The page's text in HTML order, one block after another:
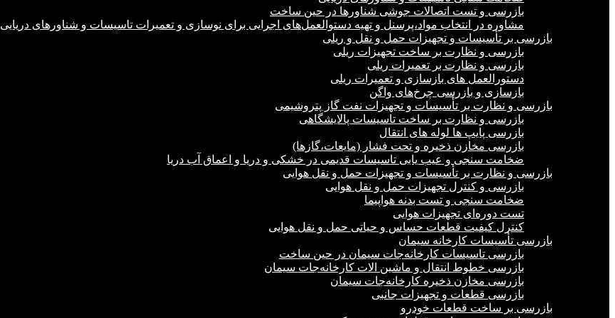
بازرسی و تست اتصالات جوشی شناورها در حین ساخت
مشاوره در انتخاب مواد،پرسنل و تهیه دستوالعمل‌های اجرایی برای نوسازی و تعمیرات تاسیسات و شناورهای دریایی
بازرسی بر تأسیسات و تجهیزات حمل و نقل و ریلی
بازرسی و نظارت بر ساخت تجهیزات ریلی
بازرسی و نظارت بر تعمیرات ریلی
دستورالعمل های بازسازی و تعمیرات ریلی
بازسازی و بازرسی چرخ‌های واگن
بازرسی و نظارت بر تأسیسات و تجهیزات نفت گاز پتروشیمی
بازرسی و نظارت بر ساخت تاسیسات پالایشگاهی
بازرسی پایپ ها لوله های انتقال
بازرسی مخازن ذخیره و تحت فشار (مایعات،گازها)
ضخامت سنجی و عیب یابی تاسیسات قدیمی در خشکی و دریا و اعماق آب دریا
بازرسی و نظارت بر تأسیسات و تجهیزات حمل و نقل هوایی
بازرسی و کنترل تجهیزات حمل و نقل هوایی
ضخامت سنجی و تست بدنه هواپیما
تست دوره‌ای تجهیزات هوایی
کنترل کیفیت قطعات حساس و حیاتی حمل و نقل هوایی
بازرسی تأسیسات کارخانه سیمان
بازرسی تاسیسات کارخانه‌جات سیمان در حین ساخت
بازرسی خطوط انتقال و ماشین الات کارخانه‌جات سیمان
بازرسی مخازن ذخیره کارخانه‌جات سیمان
بازرسی قطعات و تجهیزات جانبی
بازرسی بر ساخت قطعات خودرو